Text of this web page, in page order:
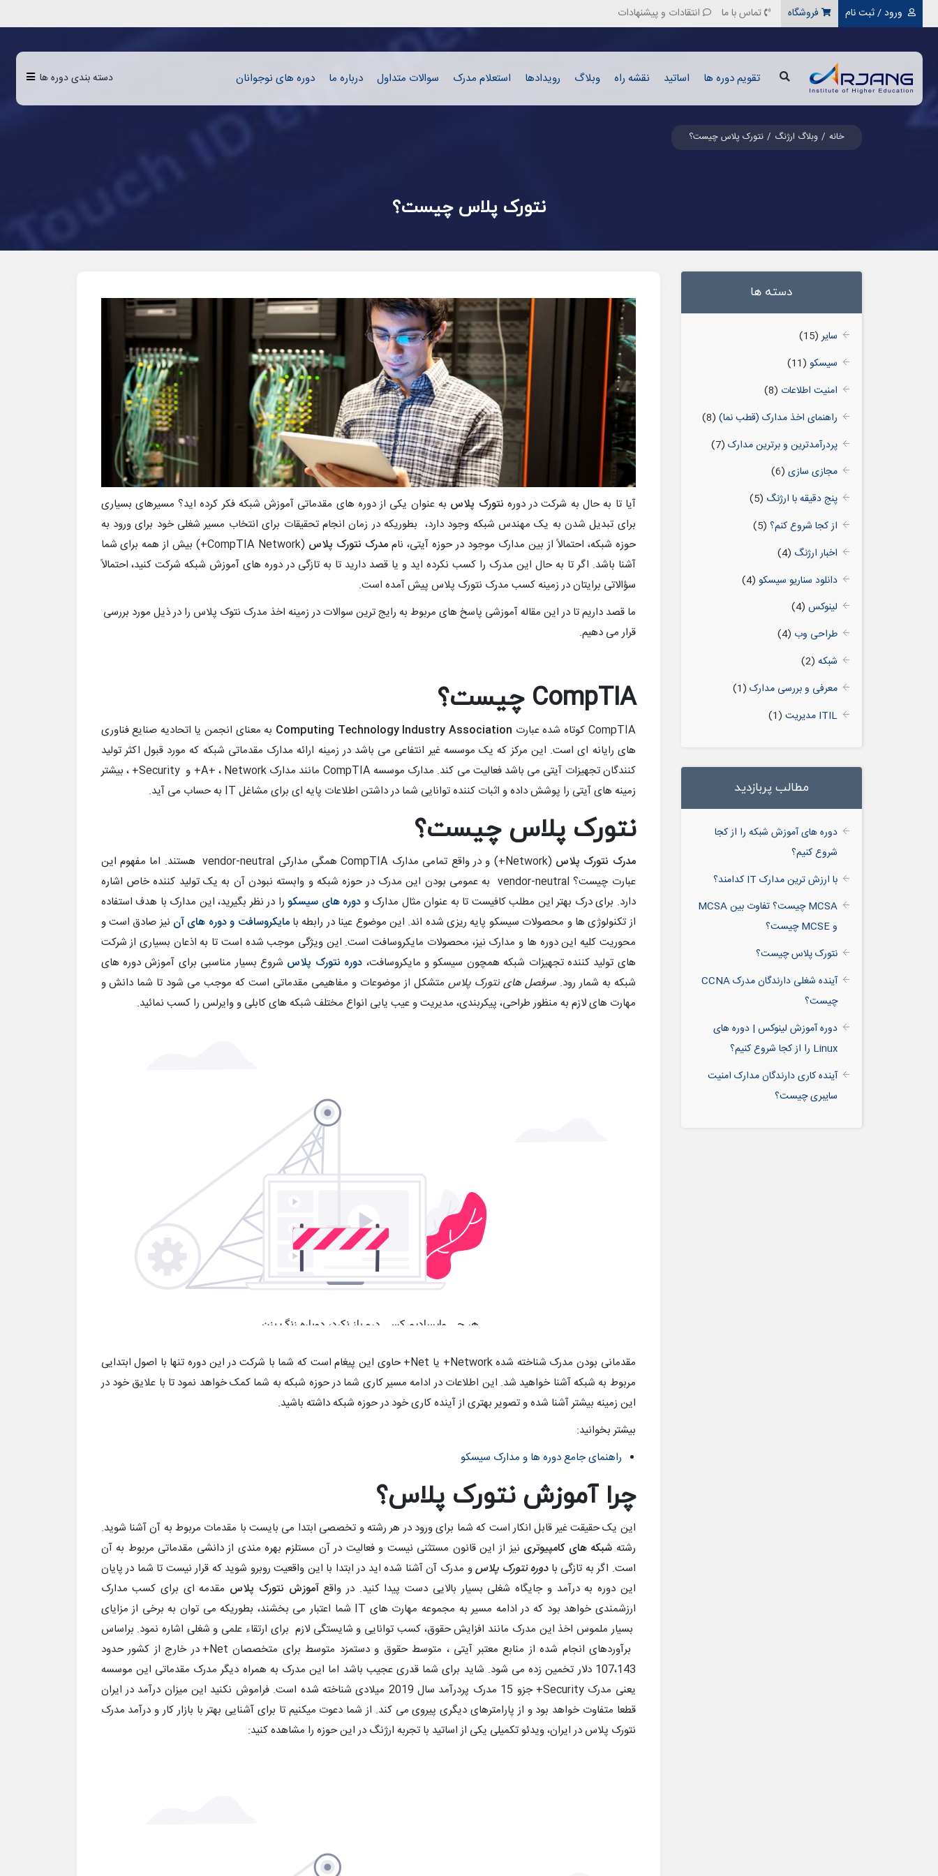
ورود / ثبت نام فروشگاه تماس با ما انتقادات و پیشنهادات
تقویم دوره ها اساتید نقشه راه وبلاگ رویدادها استعلام مدرک سوالات متداول درباره ما دوره‌‌‌ های نوجوانان دسته بندی دوره ها
خانه وبلاگ ارژنگ نتورک پلاس چیست؟
نتورک پلاس چیست؟
آیا تا به حال به شرکت در دوره نتورک پلاس به عنوان یکی از دوره های مقدماتی آموزش شبکه فکر کرده اید؟ مسیرهای بسیاری
برای تبدیل شدن به یک مهندس شبکه وجود دارد، بطوریکه در زمان انجام تحقیقات برای انتخاب مسیر شغلی خود برای ورود به
حوزه شبکه، احتمالاً از بین مدارک موجود در حوزه آیتی، نام مدرک نتورک پلاس
(CompTIA Network+) بیش از همه برای شما
آشنا باشد. اگر تا به حال این مدرک را کسب نکرده اید و یا قصد دارید تا به تازگی در دوره های آموزش شبکه شرکت کنید، احتمالاً
سؤالاتی برایتان در زمینه کسب مدرک نتورک پلاس پیش آمده است.
ما قصد داریم تا در این مقاله آموزشی پاسخ های مربوط به رایج ترین سوالات در زمینه اخذ مدرک نتوک پلاس را در ذیل مورد بررسی
قرار می دهیم.
CompTIA چیست؟
CompTIA کوتاه شده عبارت Computing Technology Industry Association به معنای انجمن یا اتحادیه صنایع فناوری
های رایانه ای است. این مرکز که یک موسسه غیر انتفاعی می باشد در زمینه ارائه مدارک مقدماتی شبکه که مورد قبول اکثر تولید
کنندگان تجهیزات آیتی می باشد فعالیت می کند. مدارک موسسه CompTIA مانند مدارک A+ ، Network+ و Security+ ، بیشتر
زمینه های آیتی را پوشش داده و اثبات کننده توانایی شما در داشتن اطلاعات پایه ای برای مشاغل IT به حساب می آید.
نتورک پلاس چیست؟
مدرک نتورک پلاس
(Network+) و در واقع تمامی مدارک CompTIA همگی مدارکی vendor-neutral هستند. اما مفهوم این
عبارت چیست؟ vendor-neutral به عمومی بودن این مدرک در حوزه شبکه و وابسته نبودن آن به یک تولید کننده خاص اشاره
دارد. برای درک بهتر این مطلب کافیست تا به عنوان مثال مدارک و دوره های سیسکورا در نظر بگیرید، این مدارک با هدف استفاده
از تکنولوژی ها و محصولات سیسکو پایه ریزی شده اند. این موضوع عینا در رابطه بامایکروسافت و دوره های آن نیز صادق است و
محوریت کلیه این دوره ها و مدارک نیز، محصولات مایکروسافت است. این ویژگی موجب شده است تا به اذعان بسیاری از شرکت
های تولید کننده تجهیزات شبکه همچون سیسکو و مایکروسافت، دوره نتورک پلاس شروع بسیار مناسبی برای آموزش دوره های
شبکه به شمار رود.سرفصل های نتورک پلاس متشکل از موضوعات و مفاهیمی مقدماتی است که موجب می شود تا شما دانش و
مهارت های لازم به منظور طراحی، پیکربندی، مدیریت و عیب یابی انواع مختلف شبکه های کابلی و وایرلس را کسب نمائید.
مقدمانی بودن مدرک شناخته شده Network+ یا Net+ حاوی این پیغام است که شما با شرکت در این دوره تنها با اصول ابتدایی
مربوط به شبکه آشنا خواهید شد. این اطلاعات در ادامه مسیر کاری شما در حوزه شبکه به شما کمک خواهد نمود تا با علایق خود در
این زمینه بیشتر آشنا شده و تصویر بهتری از آینده کاری خود در حوزه شبکه داشته باشید.
بیشتر بخوانید:
راهنمای جامع دوره ها و مدارک سیسکو
چرا آموزش نتورک پلاس؟
این یک حقیقت غیر قابل انکار است که شما برای ورود در هر رشته و تخصصی ابتدا می بایست با مقدمات مربوط به آن آشنا شوید.
رشته شبکه های کامپیوتری نیز از این قانون مستثنی نیست و فعالیت در آن مستلزم بهره مندی از دانشی مقدماتی مربوط به آن
است. اگر به تازگی بادوره نتورک پلاسو مدرک آن آشنا شده اید در ابتدا با این واقعیت روبرو شوید که قرار نیست تا شما در پایان
این دوره به درآمد و جایگاه شغلی بسیار بالایی دست پیدا کنید. در واقعآموزش نتورک پلاس مقدمه ای برای کسب مدارک
ارزشمندی خواهد بود که در ادامه مسیر به مجموعه مهارت های IT شما اعتبار می بخشند، بطوریکه می توان به برخی از مزایای
بسیار ملموس اخذ این مدرک مانند افزایش حقوق، کسب توانایی و شایستگی لازم برای ارتقاء علمی و شغلی اشاره نمود. براساس
برآوردهای انجام شده از منابع معتبر آیتی ، متوسط حقوق و دستمزد متوسط برای متخصصان Net+ در خارج از کشور حدود
107،143 دلار تخمین زده می شود. شاید برای شما قدری عجیب باشد اما این مدرک به همراه دیگر مدرک مقدماتی این موسسه
یعنی مدرک Security+ جزو 15 مدرک پردرآمد سال 2019 میلادی شناخته شده است. فراموش نکنید این میزان درآمد در ایران
قطعا متفاوت خواهد بود و از پارامترهای دیگری پیروی می کند. از شما دعوت میکنیم تا برای آشنایی بهتر با بازار کار و درآمد مدرک
نتورک پلاس در ایران، ویدئو تکمیلی یکی از اساتید با تجربه ارژنگ در این حوزه را مشاهده کنید:
دسته ها
سایر(15)
سیسکو (11)
امنیت اطلاعات (8)
راهنمای اخذ مدارک (قطب نما) (8)
پردرآمدترین و برترین مدارک (7)
مجازی سازی (6)
پنج دقیقه با ارژنگ (5)
از کجا شروع کنم؟ (5)
اخبار ارژنگ (4)
دانلود سناریو سیسکو (4)
لینوکس (4)
طراحی وب (4)
شبکه (2)
معرفی و بررسی مدارک (1)
ITIL مدیریت
(1)
مطالب پربازدید
دوره های آموزش شبکه را از کجا
شروع کنیم؟
با ارزش ترین مدارک IT کدامند؟
MCSA چیست؟ تفاوت بین MCSA
و MCSE چیست؟
نتورک پلاس چیست؟
آینده شغلی دارندگان مدرک CCNA
چیست؟
دوره آموزش لینوکس | دوره های
Linux را از کجا شروع کنیم؟
آینده کاری دارندگان مدارک امنیت
سایبری چیست؟